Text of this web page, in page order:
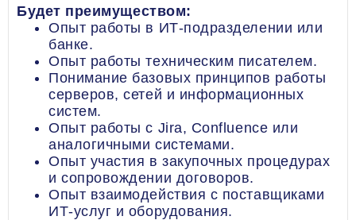
Будет преимуществом:
Опыт работы в ИТ-подразделении или
банке.
Опыт работы техническим писателем.
Понимание базовых принципов работы
серверов, сетей и информационных
систем.
Опыт работы с Jira, Confluence или
аналогичными системами.
Опыт участия в закупочных процедурах
и сопровождении договоров.
Опыт взаимодействия с поставщиками
ИТ-услуг и оборудования.